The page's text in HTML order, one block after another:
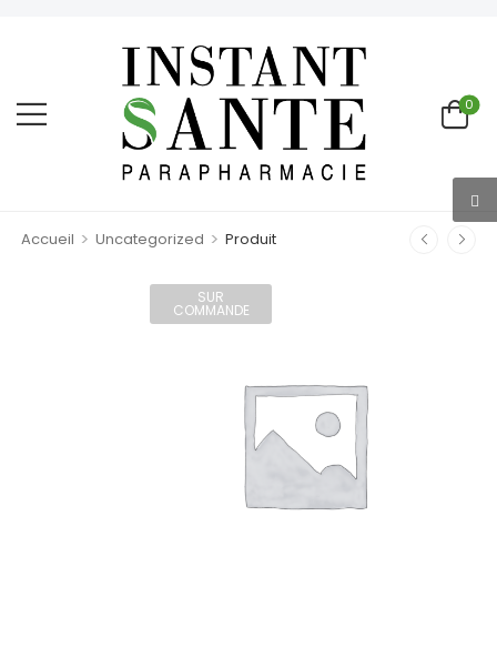
0
Accueil > Uncategorized > Produit
SUR
COMMANDE